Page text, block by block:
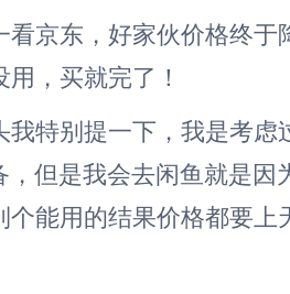
看京东，好家伙价格终
，买就完了！
我特别提一下，我是考虑
，但是我会去闲鱼就是
能用的结果价格都要上